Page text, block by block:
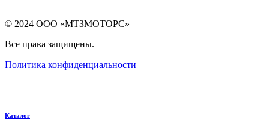
© 2024 ООО «МТЗМОТОРС»
Все права защищены.
Политика конфиденциальности
Каталог